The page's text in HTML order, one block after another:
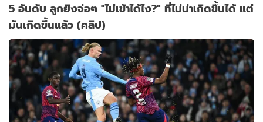
5 อันดับ ลูกยิงจ่อๆ "ไม่เข้าได้ไง?" ที่ไม่น่าเกิดขึ้นได้ แต่
มันเกิดขึ้นแล้ว (คลิป)